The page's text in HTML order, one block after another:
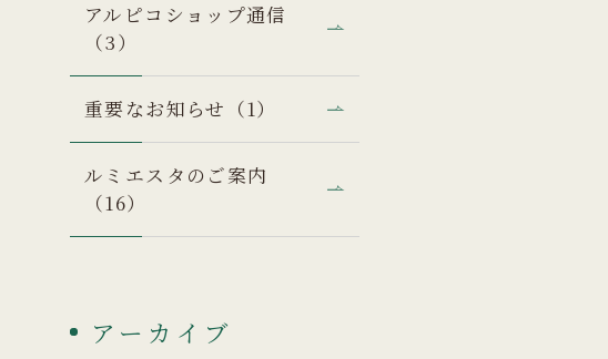
アルピコショップ通信
（3）
重要なお知らせ（1）
ルミエスタのご案内
（16）
アーカイブ